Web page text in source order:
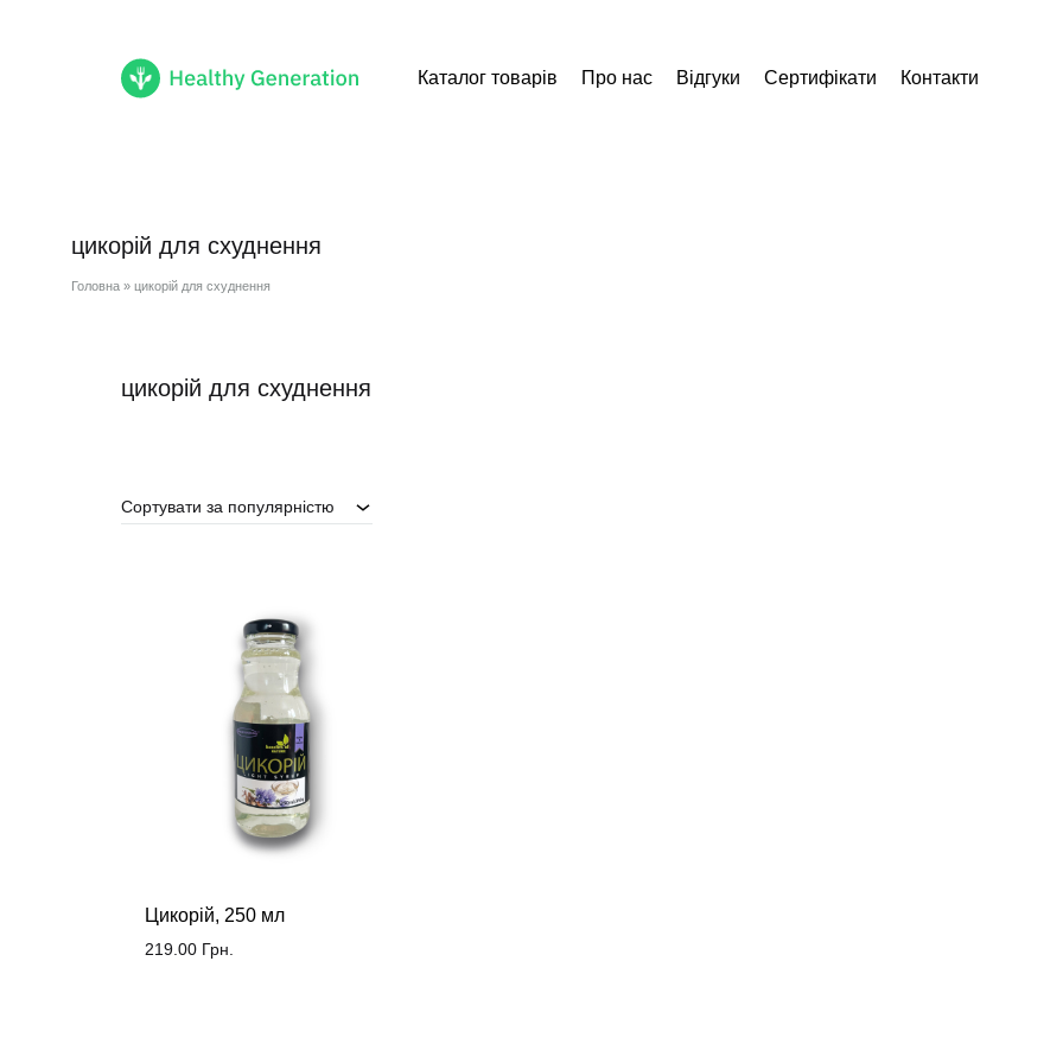
доступні
тобі
Каталог товарів Про нас Відгуки Сертифікати Контакти
цикорій для схуднення
Головна » цикорій для схуднення
цикорій для схуднення
Сортувати за популярністю
Цикорій, 250 мл
219.00 Грн.